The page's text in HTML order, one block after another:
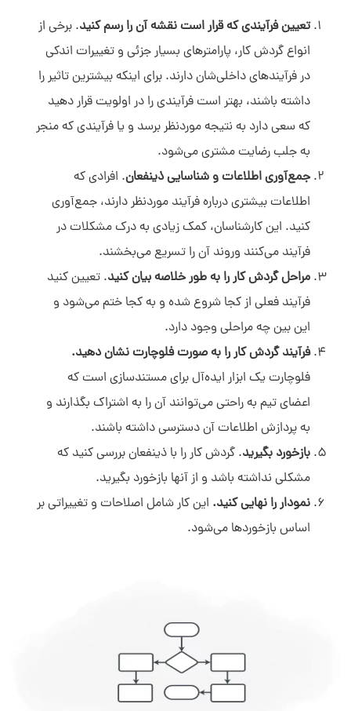
تعیین فرآیندی که قرار است نقشه آن را رسم کنید. برخی از
انواع گردش کار، پارامترهای بسیار جزئی و تغییرات اندکی
در فرآیندهای داخلی‌شان دارند. برای اینکه بیشترین تاثیر را
داشته باشند، بهتر است فرآیندی را در اولویت قرار دهید
که سعی دارد به نتیجه موردنظر برسد و یا فرآیندی که منجر
به جلب رضایت مشتری می‌شود.
جمع‌آوری اطلاعات و شناسایی ذینفعان. افرادی که
اطلاعات بیشتری درباره فرآیند موردنظر دارند، جمع‌آوری
کنید. این کارشناسان، کمک زیادی به درک مشکلات در
فرآیند می‌کنند وروند آن را تسریع می‌بخشند.
مراحل گردش کار را به طور خلاصه بیان کنید. تعیین کنید
فرآیند فعلی از کجا شروع شده و به کجا ختم می‌شود و
این بین چه مراحلی وجود دارد.
فرآیند گردش کار را به صورت فلوچارت نشان دهید.
فلوچارت یک ابزار ایده‌آل برای مستندسازی است که
اعضای تیم به راحتی می‌توانند آن را به اشتراک بگذارند و
به پردازش اطلاعات آن دسترسی داشته باشند.
بازخورد بگیرید. گردش کار را با ذینفعان بررسی کنید که
مشکلی نداشته باشد و از آنها بازخورد بگیرید.
نمودار را نهایی کنید. این کار شامل اصلاحات و تغییراتی بر
اساس بازخوردها می‌شود.
سلام به شما :)
چطور میتونم کمکتون کنم؟
دیدار چیست؟
چرا دیدار بخرم؟